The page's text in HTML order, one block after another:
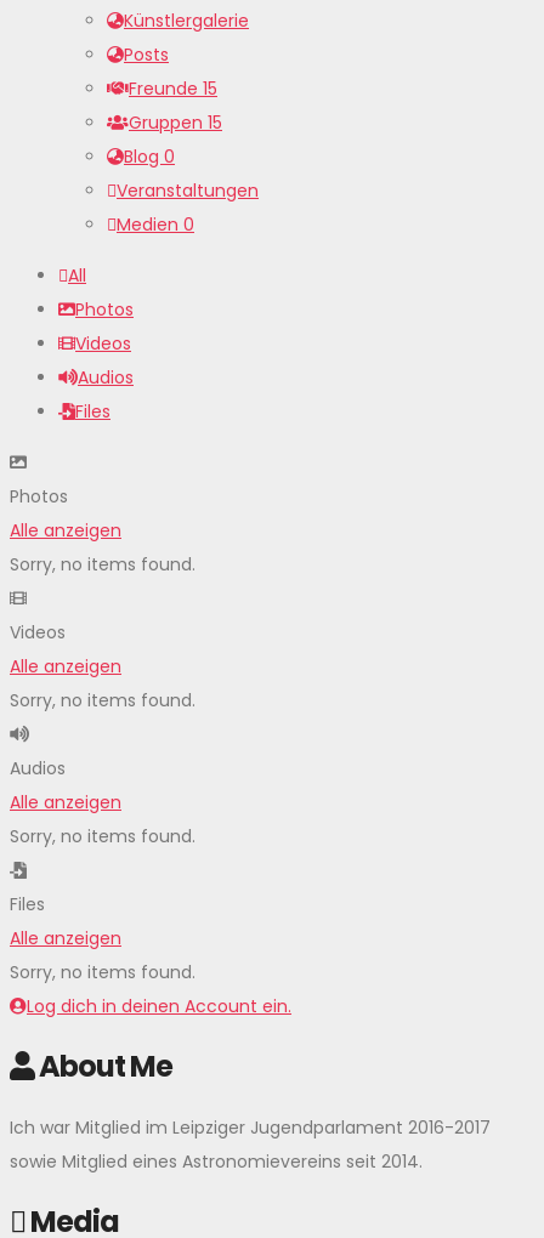
Künstlergalerie
Posts
Freunde 15
Gruppen 15
Blog 0
Veranstaltungen
Medien 0
All
Photos
Videos
Audios
Files
Photos
Alle anzeigen
Sorry, no items found.
Videos
Alle anzeigen
Sorry, no items found.
Audios
Alle anzeigen
Sorry, no items found.
Files
Alle anzeigen
Sorry, no items found.
Log dich in deinen Account ein.
About Me
Ich war Mitglied im Leipziger Jugendparlament 2016-2017
sowie Mitglied eines Astronomievereins seit 2014.
Media